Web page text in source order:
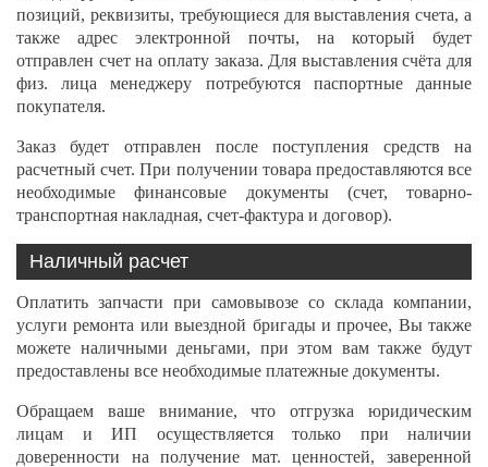
позиций, реквизиты, требующиеся для выставления счета, а
также адрес электронной почты, на который будет
отправлен счет на оплату заказа. Для выставления счёта для
физ. лица менеджеру потребуются паспортные данные
покупателя.
Заказ будет отправлен после поступления средств на
расчетный счет. При получении товара предоставляются все
необходимые финансовые документы (счет, товарно-
транспортная накладная, счет-фактура и договор).
Наличный расчет
Оплатить запчасти при самовывозе со склада компании,
услуги ремонта или выездной бригады и прочее, Вы также
можете наличными деньгами, при этом вам также будут
предоставлены все необходимые платежные документы.
Обращаем ваше внимание, что отгрузка юридическим
лицам и ИП осуществляется только при наличии
доверенности на получение мат. ценностей, заверенной